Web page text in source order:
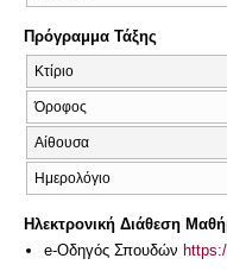
Πρόγραμμα Τάξης
Κτίριο
Όροφος
Αίθουσα
Ημερολόγιο
Ηλεκτρονική Διάθεση
e-Οδηγός Σπουδών